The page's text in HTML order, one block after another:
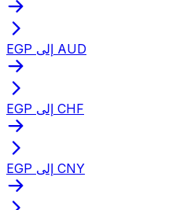
EGP إلى AUD
EGP إلى CHF
EGP إلى CNY